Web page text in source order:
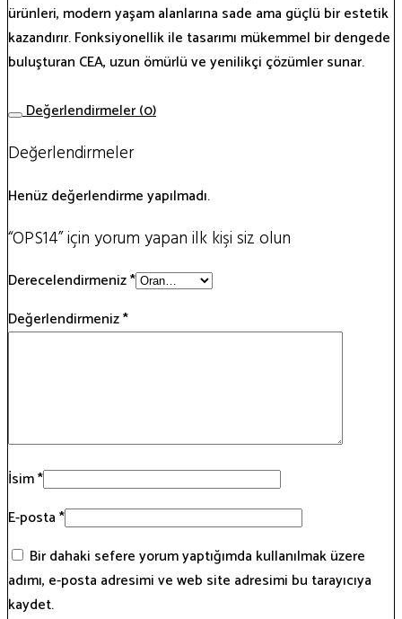
ürünleri, modern yaşam alanlarına sade ama güçlü bir estetik
kazandırır. Fonksiyonellik ile tasarımı mükemmel bir dengede
buluşturan CEA, uzun ömürlü ve yenilikçi çözümler sunar.
Değerlendirmeler (0)
Değerlendirmeler
Henüz değerlendirme yapılmadı.
“OPS14” için yorum yapan ilk kişi siz olun
Derecelendirmeniz*
Değerlendirmeniz*
İsim*
E-posta*
Bir dahaki sefere yorum yaptığımda kullanılmak üzere
adımı, e-posta adresimi ve web site adresimi bu tarayıcıya
kaydet.